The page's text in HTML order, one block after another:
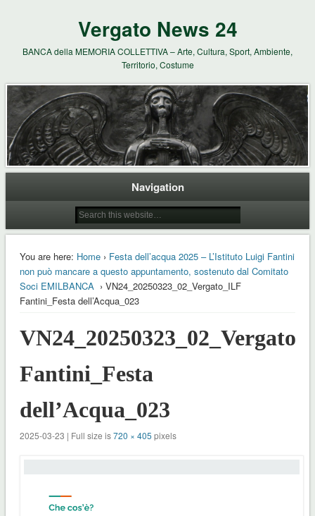
Vergato News 24
BANCA della MEMORIA COLLETTIVA – Arte, Cultura, Sport, Ambiente,
Territorio, Costume
Navigation
You are here: Home› Festa dell’acqua 2025 – L’Istituto Luigi Fantini
non può mancare a questo appuntamento, sostenuto dal Comitato
Soci EMILBANCA › VN24_20250323_02_Vergato_ILF
Fantini_Festa dell’Acqua_023
Fantini_Festa
dell’Acqua_023
2025-03-23 | Full size is720 × 405 pixels